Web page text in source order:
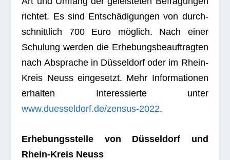
rich­tet. Es sind Ent­schä­di­gun­gen von durch­
schnitt­lich 700 Euro mög­lich. Nach einer
Schu­lung wer­den die Erhe­bungs­be­auf­trag­ten
nach Abspra­che in Düs­sel­dorf oder im Rhein-
Kreis Neuss ein­ge­setzt. Mehr Infor­ma­tio­nen
erhal­ten Inter­es­sierte unter
www.duesseldorf.de/zensus-2022.
Erhe­bungs­stelle von Düs­sel­dorf und
Rhein-Kreis Neuss